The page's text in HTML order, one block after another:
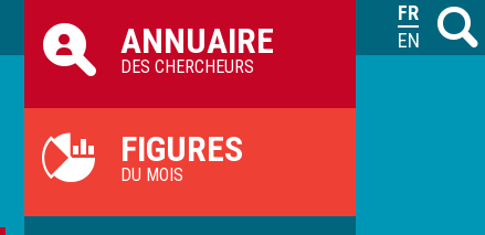
M
ILVV
ANNUAIRE
DES CHERCHEURS
FIGURES
DU MOIS
FRANÇAIS
ENGLISH